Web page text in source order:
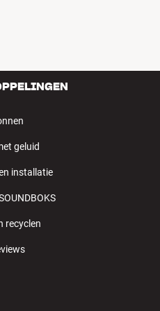
geluid
installatie
recyclen